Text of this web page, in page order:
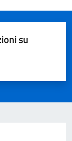
successiva
pagina
su